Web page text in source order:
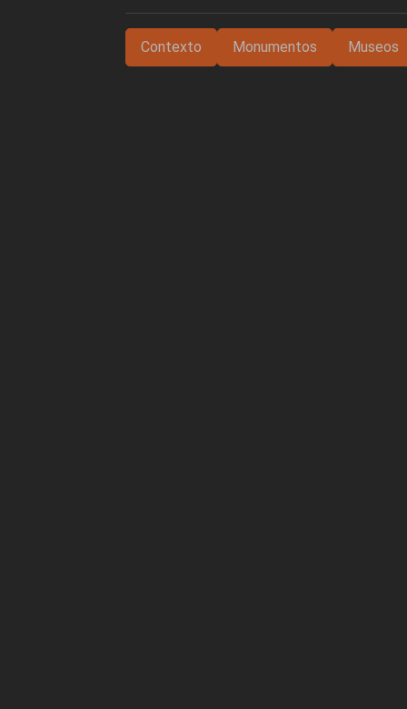
Contexto Monumentos Museos